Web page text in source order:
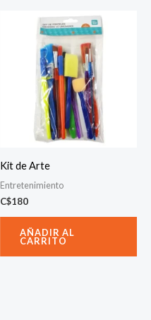
Kit de Arte
Entretenimiento
C$180
AÑADIR AL
CARRITO